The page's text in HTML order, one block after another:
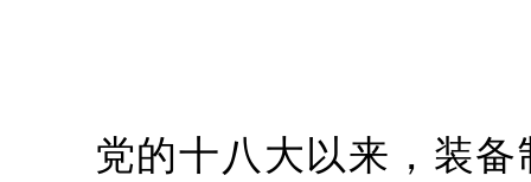
党的十八大以来，装备